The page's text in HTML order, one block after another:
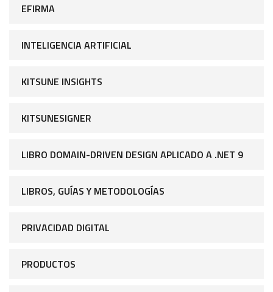
EFIRMA
INTELIGENCIA ARTIFICIAL
KITSUNE INSIGHTS
KITSUNESIGNER
LIBRO DOMAIN-DRIVEN DESIGN APLICADO A .NET 9
LIBROS, GUÍAS Y METODOLOGÍAS
PRIVACIDAD DIGITAL
PRODUCTOS